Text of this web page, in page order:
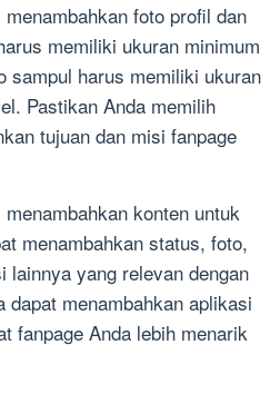
foto profil dan
memiliki ukuran minimum
sampul harus memiliki ukuran
Pastikan Anda memilih
tujuan dan misi fanpage
konten untuk
menambahkan status, foto,
lainnya yang relevan dengan
dapat menambahkan aplikasi
fanpage Anda lebih menarik